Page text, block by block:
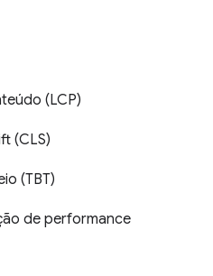
(LCP)
(CLS)
(TBT)
de performance